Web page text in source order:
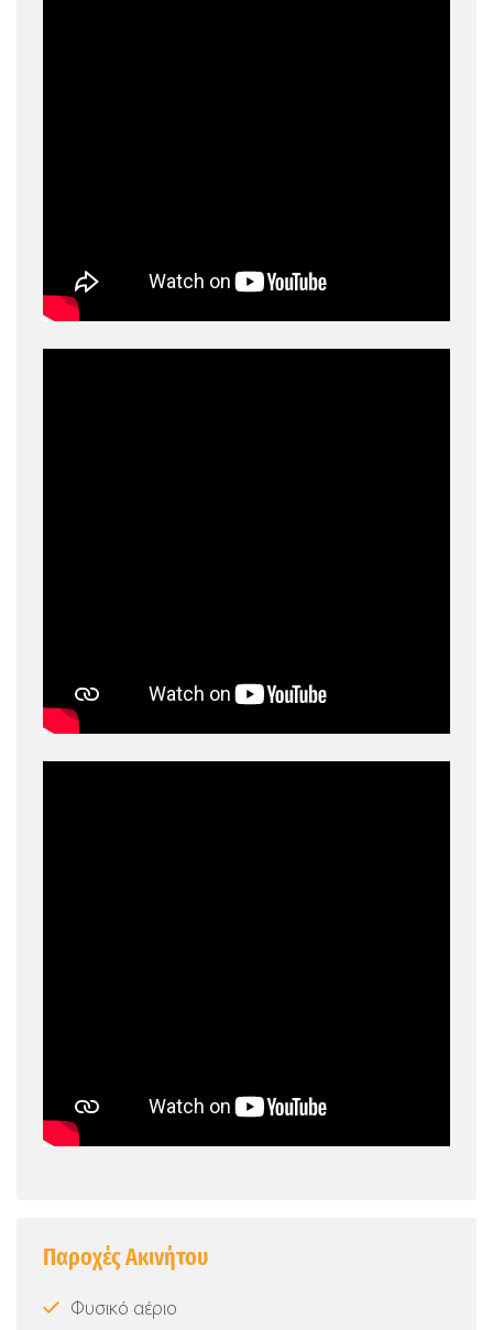
Παροχές Ακινήτου
Φυσικό αέριο